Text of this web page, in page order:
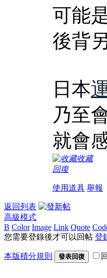
可能
後背
日本
乃至
就會
收藏
回復
使用道具 舉報
返回列表
高級模式
B Color Image Link Quote
您需要登錄後才可以回帖 登
本版積分規則 發表回復